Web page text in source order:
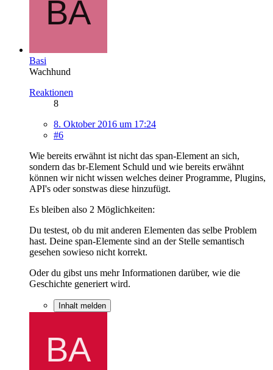
Basi
Wachhund
Reaktionen
8
8. Oktober 2016 um 17:24
#6
Wie bereits erwähnt ist nicht das span-Element an sich,
sondern das br-Element Schuld und wie bereits erwähnt
können wir nicht wissen welches deiner Programme, Plugins,
API's oder sonstwas diese hinzufügt.
Es bleiben also 2 Möglichkeiten:
Du testest, ob du mit anderen Elementen das selbe Problem
hast. Deine span-Elemente sind an der Stelle semantisch
gesehen sowieso nicht korrekt.
Oder du gibst uns mehr Informationen darüber, wie die
Geschichte generiert wird.
Inhalt melden